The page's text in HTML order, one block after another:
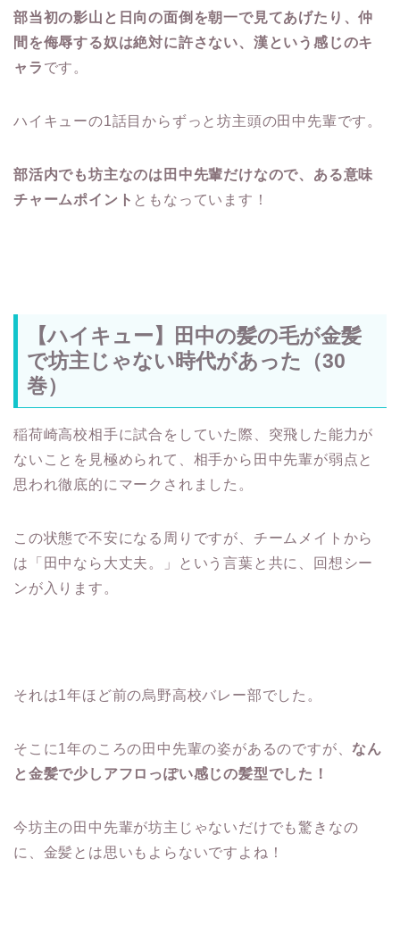
部当初の影山と日向の面倒を朝一で見てあげたり、仲
間を侮辱する奴は絶対に許さない、漢という感じのキ
ャラ です。
ハイキューの1話目からずっと坊主頭の田中先輩です。
部活内でも坊主なのは田中先輩だけなので、ある意味
チャームポイント ともなっています！
【ハイキュー】田中の髪の毛が金髪
で坊主じゃない時代があった（30
巻）
稲荷崎高校相手に試合をしていた際、突飛した能力が
ないことを見極められて、相手から田中先輩が弱点と
思われ徹底的にマークされました。
この状態で不安になる周りですが、チームメイトから
は「田中なら大丈夫。」という言葉と共に、回想シー
ンが入ります。
それは1年ほど前の烏野高校バレー部でした。
そこに1年のころの田中先輩の姿があるのですが、なん
と金髪で少しアフロっぽい感じの髪型でした！
今坊主の田中先輩が坊主じゃないだけでも驚きなの
に、金髪とは思いもよらないですよね！